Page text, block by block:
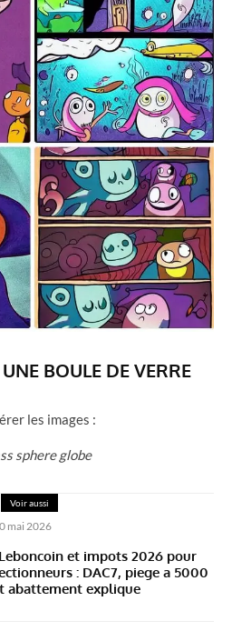
BOULE DE VERRE
les images :
sphere globe
Voir aussi
mai 2026
et impots 2026 pour
: DAC7, piege a 5000
abattement explique